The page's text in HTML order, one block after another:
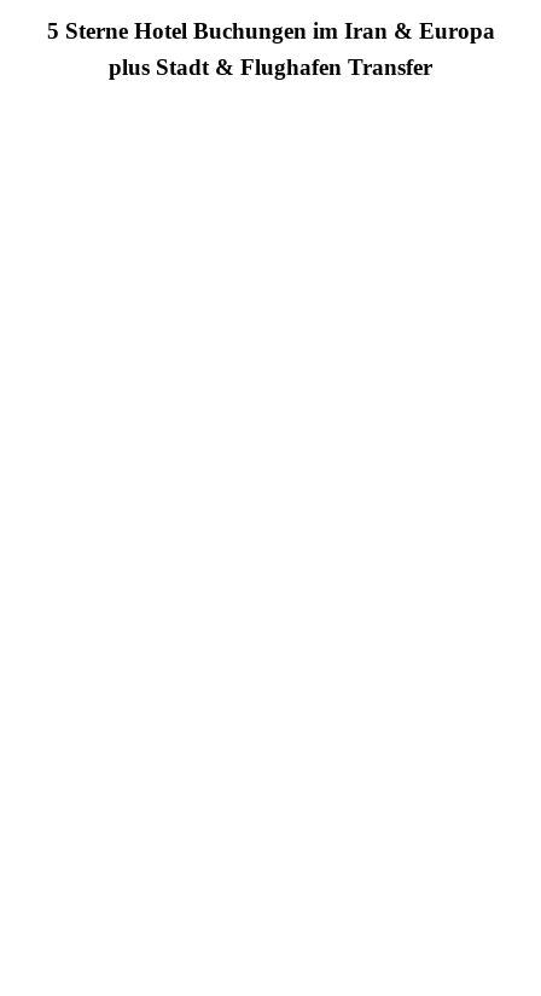
5 Sterne Hotel Buchungen im Iran & Europa
plus Stadt & Flughafen Transfer